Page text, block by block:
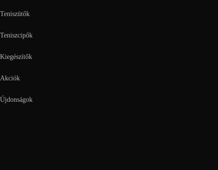
Teniszütők
Teniszcipők
Kiegészítők
Akciók
Újdonságok